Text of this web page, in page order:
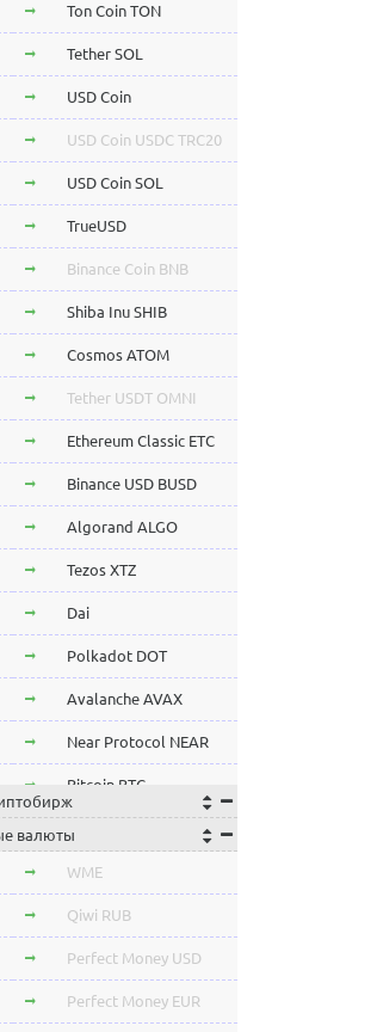
Ton Coin TON
Tether SOL
USD Coin
USD Coin USDC TRC20
USD Coin SOL
TrueUSD
Binance Coin BNB
Shiba Inu SHIB
Cosmos ATOM
Tether USDT OMNI
Ethereum Classic ETC
Binance USD BUSD
Algorand ALGO
Tezos XTZ
Dai
Polkadot DOT
Avalanche AVAX
Near Protocol NEAR
Bitcoin BTC
Cardano ADA
OmiseGo OMG
Verge XVG
BitTorrent BTT
валюты
WME
Qiwi RUB
Perfect Money USD
Perfect Money EUR